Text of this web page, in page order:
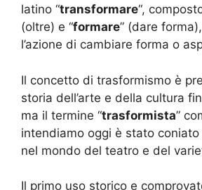
latino “transformare“,
(oltre) e “formare” (dare
l’azione di cambiare forma o
Il concetto di trasformismo è
storia dell’arte e della cultura
ma il termine “trasformista”
intendiamo oggi è stato coniato
nel mondo del teatro e del
Il primo uso storico e